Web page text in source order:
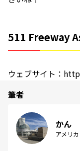
511 Freeway
ウェブサイト：
筆者
かん
アメリ